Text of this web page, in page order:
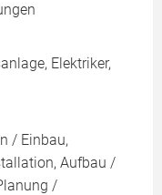
Elektriker,
/ Einbau,
Aufbau /
/